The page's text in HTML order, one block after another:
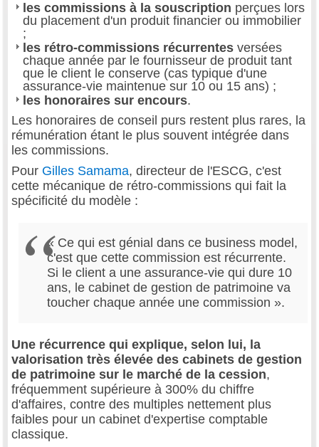
les commissions à la souscription perçues lors
du placement d'un produit financier ou immobilier
;
les rétro-commissions récurrentes versées
chaque année par le fournisseur de produit tant
que le client le conserve (cas typique d'une
assurance-vie maintenue sur 10 ou 15 ans) ;
les honoraires sur encours.
Les honoraires de conseil purs restent plus rares, la
rémunération étant le plus souvent intégrée dans
les commissions.
Pour Gilles Samama, directeur de l'ESCG, c'est
cette mécanique de rétro-commissions qui fait la
spécificité du modèle :
« Ce qui est génial dans ce business model,
c'est que cette commission est récurrente.
Si le client a une assurance-vie qui dure 10
ans, le cabinet de gestion de patrimoine va
toucher chaque année une commission ».
Une récurrence qui explique, selon lui, la
valorisation très élevée des cabinets de gestion
de patrimoine sur le marché de la cession,
fréquemment supérieure à 300% du chiffre
d'affaires, contre des multiples nettement plus
faibles pour un cabinet d'expertise comptable
classique.